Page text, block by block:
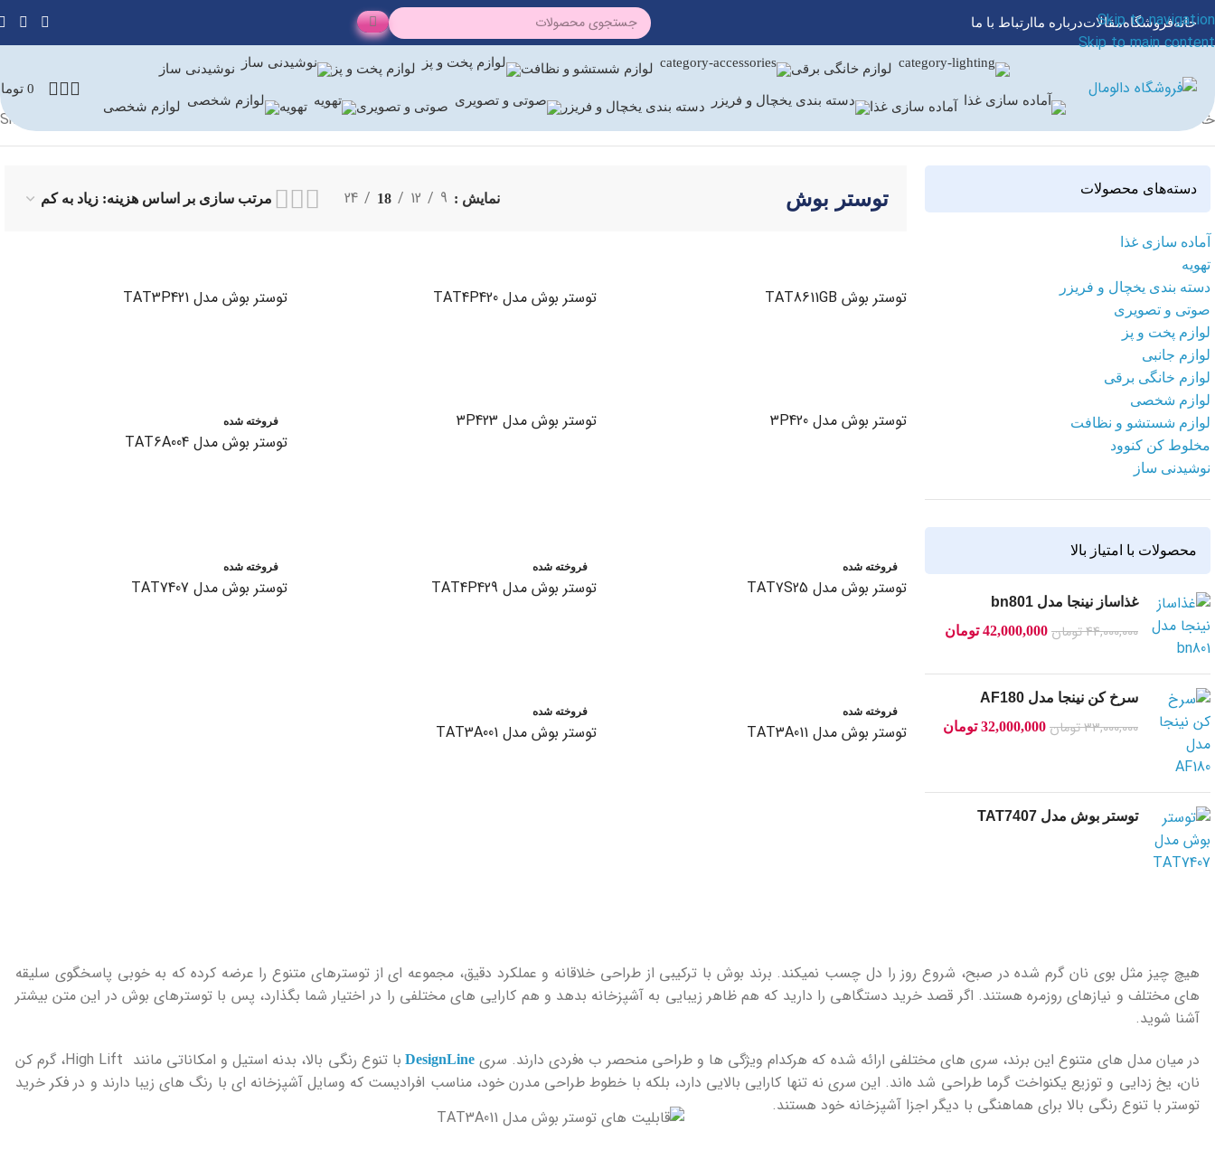
Skip to navigation
Skip to main content
خانهفروشگاهمقالاتدرباره ماارتباط با ما
لوازم خانگی برقی لوازم شستشو و نظافت لوازم پخت و پز نوشیدنی ساز
آماده سازی غذا دسته بندی یخچال و فریزر صوتی و تصویری تهویه لوازم شخصی
0
خانه توستر/
Showing all 11 results
دسته‌های محصولات
آماده سازی غذا
تهویه
دسته بندی یخچال و فریزر
صوتی و تصویری
لوازم پخت و پز
لوازم جانبی
لوازم خانگی برقی
لوازم شخصی
لوازم شستشو و نظافت
مخلوط کن کنوود
نوشیدنی ساز
محصولات با امتیاز بالا
غذاساز نینجا مدل bn801
44,000,000تومان 42,000,000 تومان
سرخ کن نینجا مدل AF180
33,000,000تومان 32,000,000 تومان
توستر بوش مدل TAT7407
توستر بوش نمایش 9
12
18
24
توستر بوش TAT8611GB توستر بوش مدل TAT4P420 توستر بوش مدل TAT3P421
توستر بوش مدل 3P420 توستر بوش مدل 3P423 فروخته شده
توستر بوش مدل TAT6A004
فروخته شده
توستر بوش مدل TAT7S25
فروخته شده
توستر بوش مدل TAT4P429
فروخته شده
توستر بوش مدل TAT7407
فروخته شده
توستر بوش مدل TAT3A011
فروخته شده
توستر بوش مدل TAT3A001
هیچ چیز مثل بوی نان گرم‌ شده در صبح، شروع روز را دل ‌چسب نمیکند. برند بوش با ترکیبی از طراحی خلاقانه و عملکرد دقیق، مجموعه ‌ای از توسترهای متنوع را عرضه کرده که به ‌خوبی پاسخگوی سلیقه
‌های مختلف و نیازهای روزمره هستند. اگر قصد خرید دستگاهی را دارید که هم ظاهر زیبایی به آشپزخانه بدهد و هم کارایی های مختلفی را در اختیار شما بگذارد، پس با توسترهای بوش در این متن بیشتر
آشنا شوید.
در میان مدل‌ های متنوع این برند، سری ‌های مختلفی ارائه شده که هرکدام ویژگی ‌ها و طراحی منحصر ب ه‌فردی دارند. سریDesignLine
با تنوع رنگی بالا، بدنه استیل و امکاناتی مانند High Lift، گرم‌ کن
نان، یخ‌ زدایی و توزیع یکنواخت گرما طراحی شد ه‌اند. این سری نه ‌تنها کارایی بالایی دارد، بلکه با خطوط طراحی مدرن خود، مناسب افرادیست که وسایل آشپزخانه ای با رنگ های زیبا دارند و در فکر خرید
توستر با تنوع رنگی بالا برای هماهنگی با دیگر اجزا آشپزخانه خود هستند.